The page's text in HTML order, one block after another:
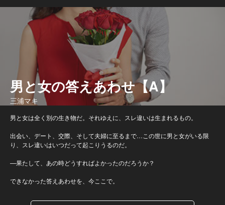
男と女の答えあわせ【A】
三浦マキ
男と女は全く別の生き物だ。それゆえに、スレ違いは生まれるもの。
出会い、デート、交際、そして夫婦に至るまで…この世に男と女がいる限
り、スレ違いはいつだって起こりうるのだ。
—果たして、あの時どうすればよかったのだろうか？
できなかった答えあわせを、今ここで。